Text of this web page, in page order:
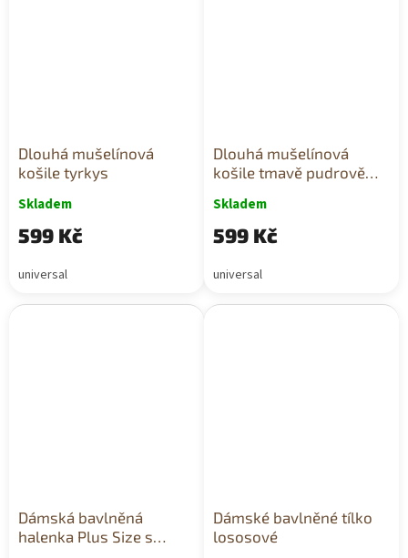
Dlouhá mušelínová
košile tyrkys
Skladem
599 Kč
universal
Dlouhá mušelínová
košile tmavě pudrově
Skladem
599 Kč
universal
Dámská bavlněná
halenka Plus Size s
Dámské bavlněné tílko
lososové